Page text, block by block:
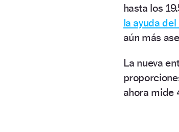
hasta los
la ayuda del
aún más
La nueva
ahora mide